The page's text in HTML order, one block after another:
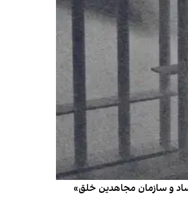
و سازمان مجاهدین خلق»